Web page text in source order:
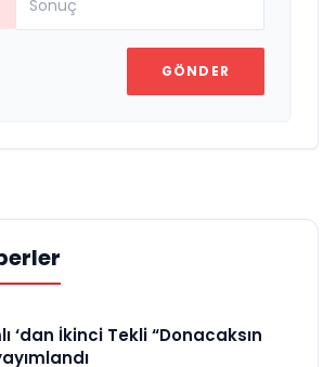
GÖNDER
‘dan İkinci Tekli “Donacaksın